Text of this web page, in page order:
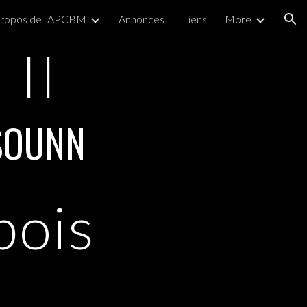
de l'APCBM Annonces Liens More
II